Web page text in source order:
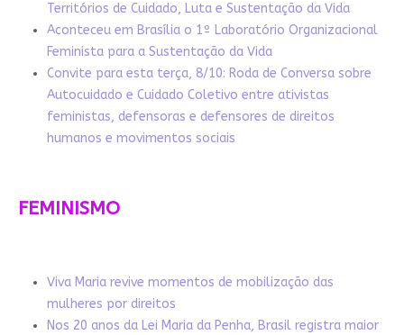
Territórios de Cuidado, Luta e Sustentação da Vida
Aconteceu em Brasília o 1º Laboratório Organizacional
Feminista para a Sustentação da Vida
Convite para esta terça, 8/10: Roda de Conversa sobre
Autocuidado e Cuidado Coletivo entre ativistas
feministas, defensoras e defensores de direitos
humanos e movimentos sociais
FEMINISMO
Viva Maria revive momentos de mobilização das
mulheres por direitos
Nos 20 anos da Lei Maria da Penha, Brasil registra maior